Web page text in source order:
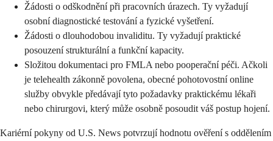
Žádosti o odškodnění při pracovních úrazech. Ty vyžadují
osobní diagnostické testování a fyzické vyšetření.
Žádosti o dlouhodobou invaliditu. Ty vyžadují praktické
posouzení strukturální a funkční kapacity.
Složitou dokumentaci pro FMLA nebo pooperační péči. Ačkoli
je telehealth zákonně povolena, obecné pohotovostní online
služby obvykle předávají tyto požadavky praktickému lékaři
nebo chirurgovi, který může osobně posoudit váš postup hojení.
Kariérní pokyny od U.S. News potvrzují hodnotu ověření s oddělením